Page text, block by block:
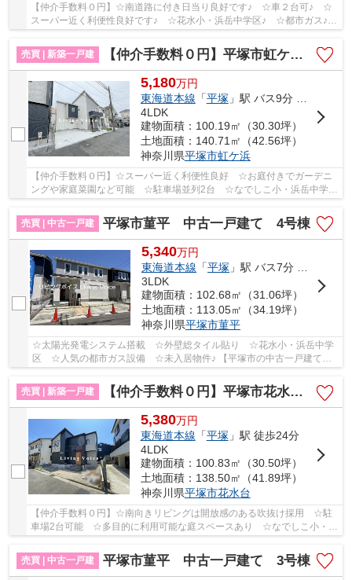
【仲介手数料０円】☆南道路に付き日当り良好です♪ ☆車２台可♪ ☆
スーパー近く利便性良好です♪ ☆花水小・浜岳中学区♪ ☆都市ガス♪
【平塚市の新築一戸建ての事ならリビングボイスにお...
売買 | 新築一戸建
【仲介手数料０円】平塚市虹ケ浜 新築一戸建て 全2棟
5,180万円
東海道本線 「平塚 」駅 バス9分 「浜岳」 停歩5分
4LDK
建物面積：100.19㎡（30.30坪）
土地面積：140.71㎡（42.56坪）
神奈川県平塚市虹ケ浜
【仲介手数料０円】☆スーパー近く利便性良好 ☆お庭付きでガーデニ
ングや家庭菜園など可能 ☆駐車場並列2台 ☆なでしこ小・浜岳中学
区 ☆玄関土間収納完備 ☆耐震構造+制震ダンパーで...
売買 | 中古一戸建
平塚市菫平 中古一戸建て 4号棟
5,340万円
東海道本線 「平塚 」駅 バス7分 「バス停」 停歩2分
3LDK
建物面積：102.68㎡（31.06坪）
土地面積：113.05㎡（34.19坪）
神奈川県平塚市菫平
☆太陽光発電システム搭載 ☆外壁総タイル貼り ☆花水小・浜岳中学
区 ☆人気の都市ガス設備 ☆未入居物件♪ 【平塚市の中古一戸建ての
ことならリビングボイスにお任せ下さい！】
売買 | 新築一戸建
【仲介手数料０円】平塚市花水台 新築一戸建て
5,380万円
東海道本線 「平塚」駅 徒歩24分
4LDK
建物面積：100.83㎡（30.50坪）
土地面積：138.50㎡（41.89坪）
神奈川県平塚市花水台
【仲介手数料０円】☆南向きリビングは開放感のある吹抜け採用 ☆駐
車場2台可能 ☆多目的に利用可能な庭スペースあり ☆なでしこ小・浜
売買 | 中古一戸建
平塚市菫平 中古一戸建て 3号棟